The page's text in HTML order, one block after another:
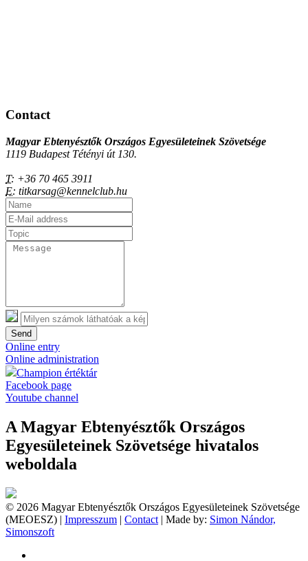
Contact
Magyar Ebtenyésztők Országos Egyesületeinek Szövetsége
1119 Budapest Tétényi út 130.
T: +36 70 465 3911
E: titkarsag@kennelclub.hu
Send
Online entry
Online administration
Champion értéktár
Facebook page
Youtube channel
A Magyar Ebtenyésztők Országos
Egyesületeinek Szövetsége hivatalos
weboldala
© 2026 Magyar Ebtenyésztők Országos Egyesületeinek Szövetsége
(MEOESZ) | Impresszum | Contact | Made by: Simon Nándor,
Simonszoft